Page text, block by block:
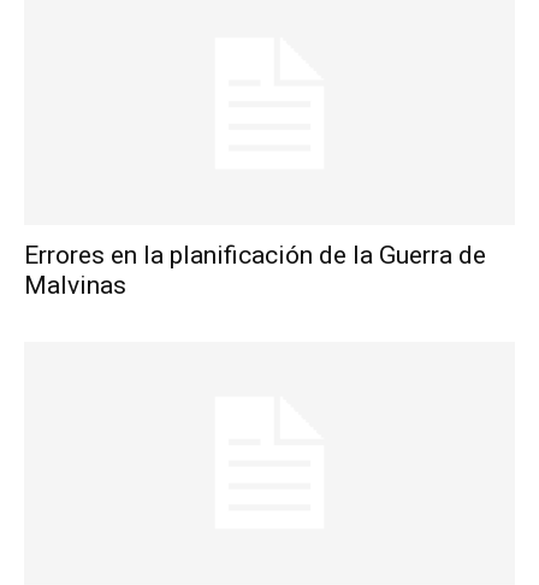
Errores en la planificación de la Guerra de
Malvinas